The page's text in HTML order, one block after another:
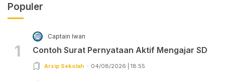
Populer
1
Captain Iwan
Contoh Surat Pernyataan Aktif Mengajar SD
Arsip Sekolah 04/08/2026 | 18:55